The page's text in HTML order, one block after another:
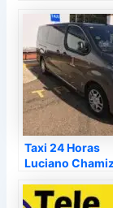
Taxi 24 Horas
Luciano